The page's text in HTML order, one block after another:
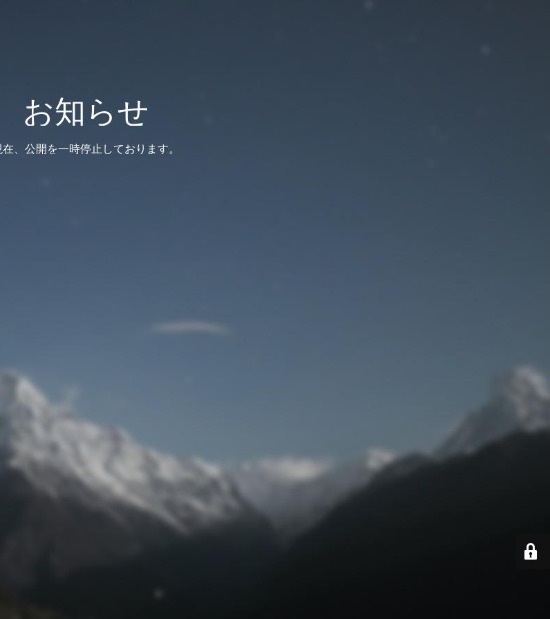
お知らせ
、公開を一時停止しております。